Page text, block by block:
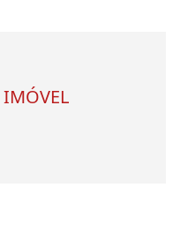
IMÓVEL